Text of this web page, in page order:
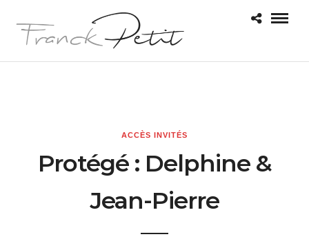
ACCÈS INVITÉS
Protégé : Delphine &
Jean-Pierre